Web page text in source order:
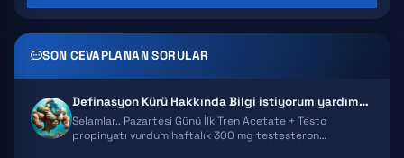
TRENBOLONE
CLENBUTEROL
YOHIMBINE
SON CEVAPLANAN SORULAR
Definasyon Kürü Hakkında Bilgi istiyorum yardımcı Olurmusunuz?
Selamlar.. Pazartesi Günü İlk Tren Acetate + Testo
propinyatı vurdum haftalık 300 mg testesteron…